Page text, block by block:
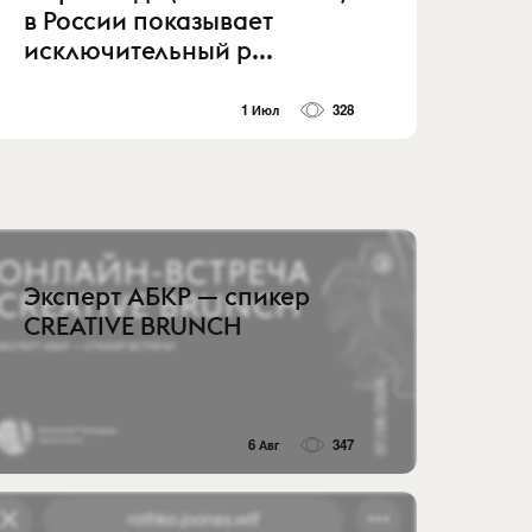
в России показывает
исключительный р...
1 Июл 328
Эксперт АБКР — спикер
CREATIVE BRUNCH
6 Авг 347